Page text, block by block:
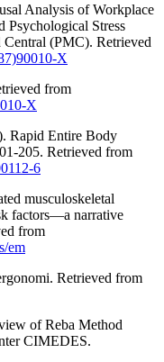
Analysis of Workplace
Psychological Stress
(PMC). Retrieved
X
from
X
Rapid Entire Body
205. Retrieved from
6
musculoskeletal
factors—a narrative
from
em
Retrieved from
of Reba Method
CIMEDES.